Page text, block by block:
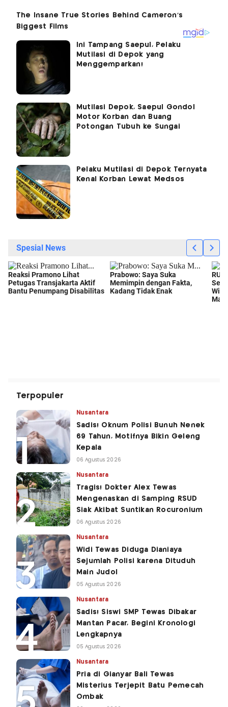
Ini Tampang Saepul, Pelaku
Mutilasi di Depok yang
Menggemparkan!
Mutilasi Depok, Saepul Gondol
Motor Korban dan Buang
Potongan Tubuh ke Sungai
Pelaku Mutilasi di Depok Ternyata
Kenal Korban Lewat Medsos
Terpopuler
Nusantara
Sadis! Oknum Polisi Bunuh Nenek
69 Tahun, Motifnya Bikin Geleng
Kepala
06 Agustus 2026
Nusantara
Tragis! Dokter Alex Tewas
Mengenaskan di Samping RSUD
Siak Akibat Suntikan Rocuronium
06 Agustus 2026
Nusantara
Widi Tewas Diduga Dianiaya
Sejumlah Polisi karena Dituduh
Main Judol
05 Agustus 2026
Nusantara
Sadis! Siswi SMP Tewas Dibakar
Mantan Pacar, Begini Kronologi
Lengkapnya
05 Agustus 2026
Nusantara
Pria di Gianyar Bali Tewas
Misterius Terjepit Batu Pemecah
Ombak